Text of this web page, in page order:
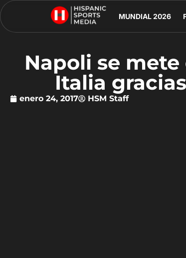
MUNDIAL 2026
Napoli se
Italia
enero 24, 2017 HSM Staff